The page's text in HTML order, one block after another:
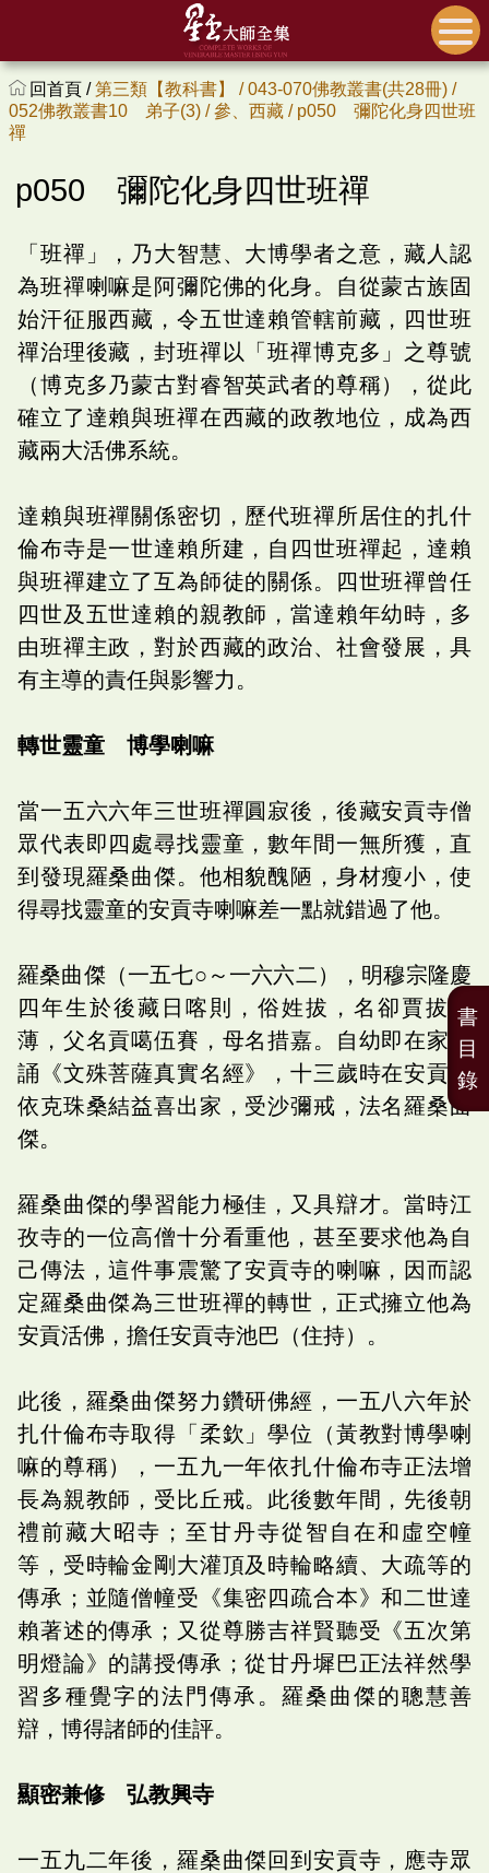
回首頁 /第三類【教科書】 /043-070佛教叢書(共28冊) /
052佛教叢書10 弟子(3) /參、西藏 / p050 彌陀化身四世班
禪
p050 彌陀化身四世班禪
「班禪」，乃大智慧、大博學者之意，藏人認
為班禪喇嘛是阿彌陀佛的化身。自從蒙古族固
始汗征服西藏，令五世達賴管轄前藏，四世班
禪治理後藏，封班禪以「班禪博克多」之尊號
（博克多乃蒙古對睿智英武者的尊稱），從此
確立了達賴與班禪在西藏的政教地位，成為西
藏兩大活佛系統。
達賴與班禪關係密切，歷代班禪所居住的扎什
倫布寺是一世達賴所建，自四世班禪起，達賴
與班禪建立了互為師徒的關係。四世班禪曾任
四世及五世達賴的親教師，當達賴年幼時，多
由班禪主政，對於西藏的政治、社會發展，具
有主導的責任與影響力。
轉世靈童 博學喇嘛
當一五六六年三世班禪圓寂後，後藏安貢寺僧
眾代表即四處尋找靈童，數年間一無所獲，直
到發現羅桑曲傑。他相貌醜陋，身材瘦小，使
得尋找靈童的安貢寺喇嘛差一點就錯過了他。
羅桑曲傑（一五七○～一六六二），明穆宗隆慶
四年生於後藏日喀則，俗姓拔，名卻賈拔桑
薄，父名貢噶伍賽，母名措嘉。自幼即在家聽
誦《文殊菩薩真實名經》，十三歲時在安貢寺
依克珠桑結益喜出家，受沙彌戒，法名羅桑曲
傑。
羅桑曲傑的學習能力極佳，又具辯才。當時江
孜寺的一位高僧十分看重他，甚至要求他為自
己傳法，這件事震驚了安貢寺的喇嘛，因而認
定羅桑曲傑為三世班禪的轉世，正式擁立他為
安貢活佛，擔任安貢寺池巴（住持）。
此後，羅桑曲傑努力鑽研佛經，一五八六年於
扎什倫布寺取得「柔欽」學位（黃教對博學喇
嘛的尊稱），一五九一年依扎什倫布寺正法增
長為親教師，受比丘戒。此後數年間，先後朝
禮前藏大昭寺；至甘丹寺從智自在和虛空幢
等，受時輪金剛大灌頂及時輪略續、大疏等的
傳承；並隨僧幢受《集密四疏合本》和二世達
賴著述的傳承；又從尊勝吉祥賢聽受《五次第
明燈論》的講授傳承；從甘丹墀巴正法祥然學
習多種覺字的法門傳承。羅桑曲傑的聰慧善
辯，博得諸師的佳評。
顯密兼修 弘教興寺
一五九二年後，羅桑曲傑回到安貢寺，應寺眾
書
目
錄